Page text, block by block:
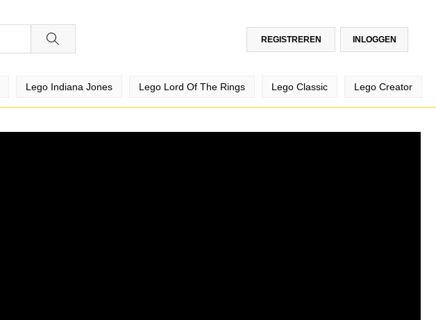
INLOGGEN
REGISTREREN
Lego Indiana Jones Lego Lord Of The Rings Lego Classic Lego Creator